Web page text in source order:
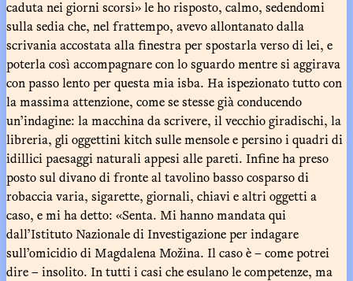
caduta nei giorni scorsi» le ho risposto, calmo, sedendomi
sulla sedia che, nel frattempo, avevo allontanato dalla
scrivania accostata alla finestra per spostarla verso di lei, e
poterla così accompagnare con lo sguardo mentre si aggirava
con passo lento per questa mia isba. Ha ispezionato tutto con
la massima attenzione, come se stesse già conducendo
un’indagine: la macchina da scrivere, il vecchio giradischi, la
libreria, gli oggettini kitch sulle mensole e persino i quadri di
idillici paesaggi naturali appesi alle pareti. Infine ha preso
posto sul divano di fronte al tavolino basso cosparso di
robaccia varia, sigarette, giornali, chiavi e altri oggetti a
caso, e mi ha detto: «Senta. Mi hanno mandata qui
dall’Istituto Nazionale di Investigazione per indagare
sull’omicidio di Magdalena Možina. Il caso è – come potrei
dire – insolito. In tutti i casi che esulano le competenze, ma